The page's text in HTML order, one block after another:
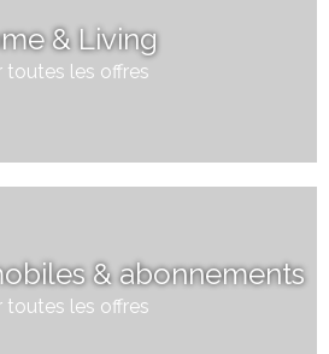
& Living
toutes les offres
& abonnements
toutes les offres